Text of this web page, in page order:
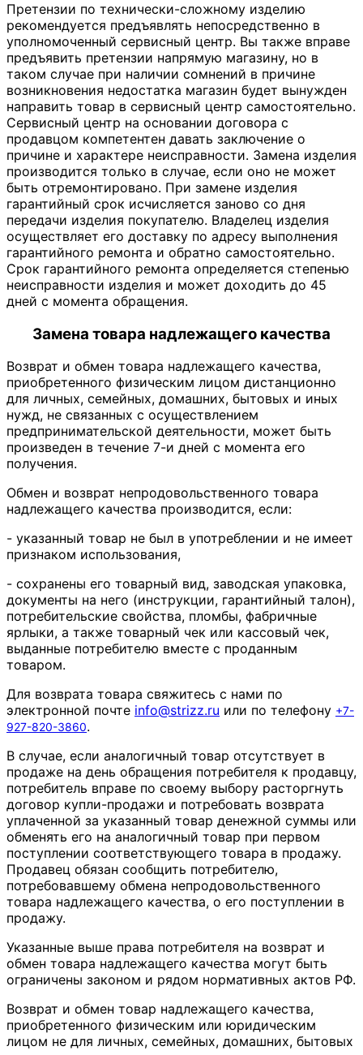
Претензии по технически-сложному изделию
рекомендуется предъявлять непосредственно в
уполномоченный сервисный центр. Вы также вправе
предъявить претензии напрямую магазину, но в
таком случае при наличии сомнений в причине
возникновения недостатка магазин будет вынужден
направить товар в сервисный центр самостоятельно.
Сервисный центр на основании договора с
продавцом компетентен давать заключение о
причине и характере неисправности. Замена изделия
производится только в случае, если оно не может
быть отремонтировано. При замене изделия
гарантийный срок исчисляется заново со дня
передачи изделия покупателю. Владелец изделия
осуществляет его доставку по адресу выполнения
гарантийного ремонта и обратно самостоятельно.
Срок гарантийного ремонта определяется степенью
неисправности изделия и может доходить до 45
дней с момента обращения.
Замена товара надлежащего качества
Возврат и обмен товара надлежащего качества,
приобретенного физическим лицом дистанционно
для личных, семейных, домашних, бытовых и иных
нужд, не связанных с осуществлением
предпринимательской деятельности, может быть
произведен в течение 7-и дней с момента его
получения.
Обмен и возврат непродовольственного товара
надлежащего качества производится, если:
- указанный товар не был в употреблении и не имеет
признаком использования,
- сохранены его товарный вид, заводская упаковка,
документы на него (инструкции, гарантийный талон),
потребительские свойства, пломбы, фабричные
ярлыки, а также товарный чек или кассовый чек,
выданные потребителю вместе с проданным
товаром.
Для возврата товара свяжитесь с нами по
электронной почте info@strizz.ru или по телефону +7-
927-820-3860.
В случае, если аналогичный товар отсутствует в
продаже на день обращения потребителя к продавцу,
потребитель вправе по своему выбору расторгнуть
договор купли-продажи и потребовать возврата
уплаченной за указанный товар денежной суммы или
обменять его на аналогичный товар при первом
поступлении соответствующего товара в продажу.
Продавец обязан сообщить потребителю,
потребовавшему обмена непродовольственного
товара надлежащего качества, о его поступлении в
продажу.
Указанные выше права потребителя на возврат и
обмен товара надлежащего качества могут быть
ограничены законом и рядом нормативных актов РФ.
Возврат и обмен товар надлежащего качества,
приобретенного физическим или юридическим
лицом не для личных, семейных, домашних, бытовых